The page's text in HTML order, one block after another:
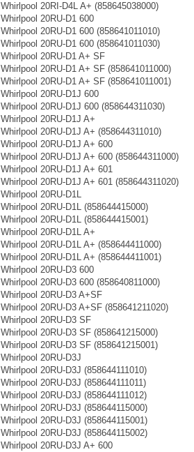
Whirlpool 20RI-D4L A+ (858645038000)
Whirlpool 20RU-D1 600
Whirlpool 20RU-D1 600 (858641011010)
Whirlpool 20RU-D1 600 (858641011030)
Whirlpool 20RU-D1 A+ SF
Whirlpool 20RU-D1 A+ SF (858641011000)
Whirlpool 20RU-D1 A+ SF (858641011001)
Whirlpool 20RU-D1J 600
Whirlpool 20RU-D1J 600 (858644311030)
Whirlpool 20RU-D1J A+
Whirlpool 20RU-D1J A+ (858644311010)
Whirlpool 20RU-D1J A+ 600
Whirlpool 20RU-D1J A+ 600 (858644311000)
Whirlpool 20RU-D1J A+ 601
Whirlpool 20RU-D1J A+ 601 (858644311020)
Whirlpool 20RU-D1L
Whirlpool 20RU-D1L (858644415000)
Whirlpool 20RU-D1L (858644415001)
Whirlpool 20RU-D1L A+
Whirlpool 20RU-D1L A+ (858644411000)
Whirlpool 20RU-D1L A+ (858644411001)
Whirlpool 20RU-D3 600
Whirlpool 20RU-D3 600 (858640811000)
Whirlpool 20RU-D3 A+SF
Whirlpool 20RU-D3 A+SF (858641211020)
Whirlpool 20RU-D3 SF
Whirlpool 20RU-D3 SF (858641215000)
Whirlpool 20RU-D3 SF (858641215001)
Whirlpool 20RU-D3J
Whirlpool 20RU-D3J (858644111010)
Whirlpool 20RU-D3J (858644111011)
Whirlpool 20RU-D3J (858644111012)
Whirlpool 20RU-D3J (858644115000)
Whirlpool 20RU-D3J (858644115001)
Whirlpool 20RU-D3J (858644115002)
Whirlpool 20RU-D3J A+ 600